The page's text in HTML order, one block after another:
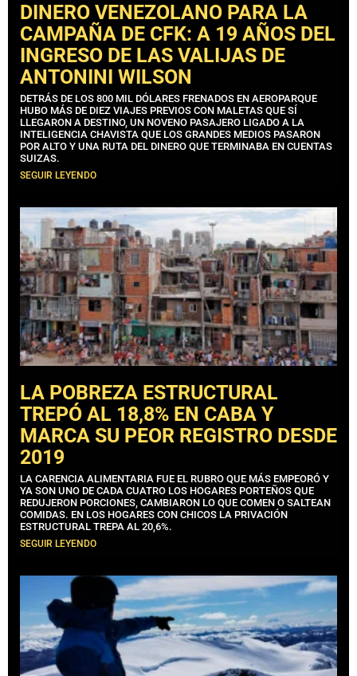
DINERO VENEZOLANO PARA LA
CAMPAÑA DE CFK: A 19 AÑOS DEL
INGRESO DE LAS VALIJAS DE
ANTONINI WILSON
DETRÁS DE LOS 800 MIL DÓLARES FRENADOS EN AEROPARQUE
HUBO MÁS DE DIEZ VIAJES PREVIOS CON MALETAS QUE SÍ
LLEGARON A DESTINO, UN NOVENO PASAJERO LIGADO A LA
INTELIGENCIA CHAVISTA QUE LOS GRANDES MEDIOS PASARON
POR ALTO Y UNA RUTA DEL DINERO QUE TERMINABA EN CUENTAS
SUIZAS.
SEGUIR LEYENDO
LA POBREZA ESTRUCTURAL
TREPÓ AL 18,8% EN CABA Y
MARCA SU PEOR REGISTRO DESDE
2019
LA CARENCIA ALIMENTARIA FUE EL RUBRO QUE MÁS EMPEORÓ Y
YA SON UNO DE CADA CUATRO LOS HOGARES PORTEÑOS QUE
REDUJERON PORCIONES, CAMBIARON LO QUE COMEN O SALTEAN
COMIDAS. EN LOS HOGARES CON CHICOS LA PRIVACIÓN
ESTRUCTURAL TREPA AL 20,6%.
SEGUIR LEYENDO